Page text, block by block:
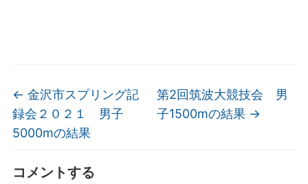
← 金沢市スプリング記
録会２０２１ 男子
5000mの結果
第2回筑波大競技会 男
子1500mの結果 →
コメントする